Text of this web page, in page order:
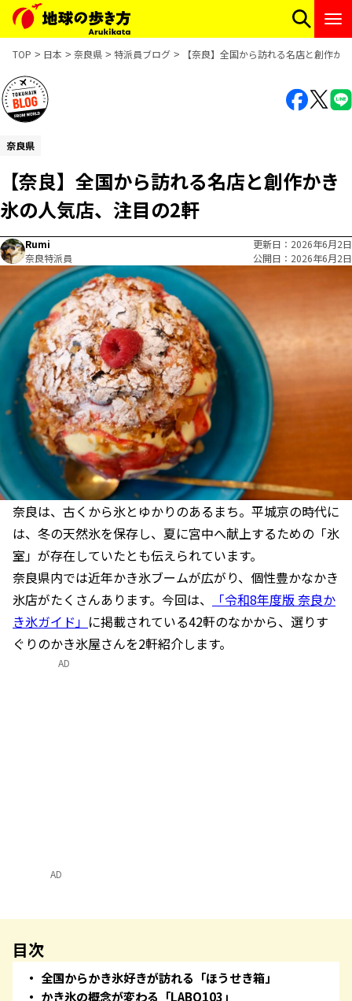
TOP 日本 奈良県 特派員ブログ 【奈良】全国から訪れる名店と創作か
奈良県
【奈良】全国から訪れる名店と創作かき
氷の人気店、注目の2軒
Rumi
奈良特派員
更新日
2026年6月2日
公開日
2026年6月2日
奈良は、古くから氷とゆかりのあるまち。平城京の時代に
は、冬の天然氷を保存し、夏に宮中へ献上するための「氷
室」が存在していたとも伝えられています。
奈良県内では近年かき氷ブームが広がり、個性豊かなかき
氷店がたくさんあります。今回は、
「令和8年度版 奈良か
き氷ガイド」 に掲載されている42軒のなかから、選りす
ぐりのかき氷屋さんを2軒紹介します。
AD
目次
全国からかき氷好きが訪れる「ほうせき箱」
かき氷の概念が変わる「LABO103」
AD